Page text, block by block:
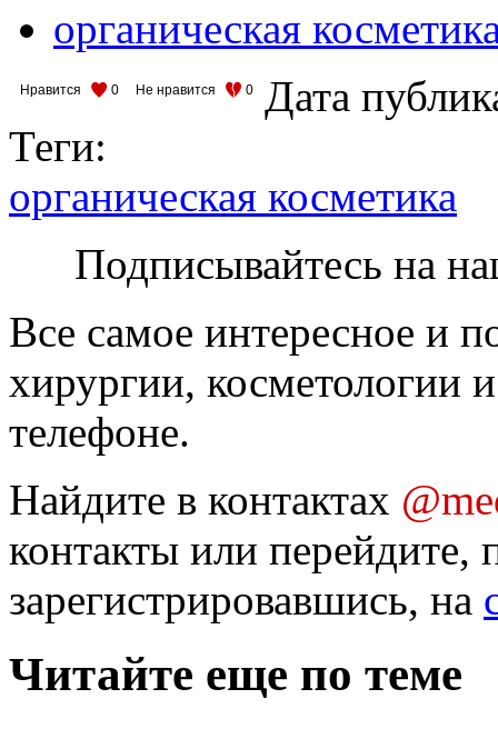
органическая
Нравится 0 Не нравится 0
Дата
Теги:
органическая косметика
Подписывайтесь на
Все самое интересное и
хирургии, косметологии
телефоне.
Найдите в контактах
контакты или перейдите,
зарегистрировавшись, на
Читайте еще по теме